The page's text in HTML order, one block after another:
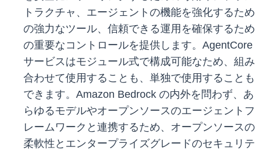
トラクチャ、エージェントの機能を強化するため
の強力なツール、信頼できる運用を確保するため
の重要なコントロールを提供します。AgentCore
サービスはモジュール式で構成可能なため、組み
合わせて使用することも、単独で使用することも
できます。Amazon Bedrock の内外を問わず、あ
らゆるモデルやオープンソースのエージェントフ
レームワークと連携するため、オープンソースの
柔軟性とエンタープライズグレードのセキュリテ